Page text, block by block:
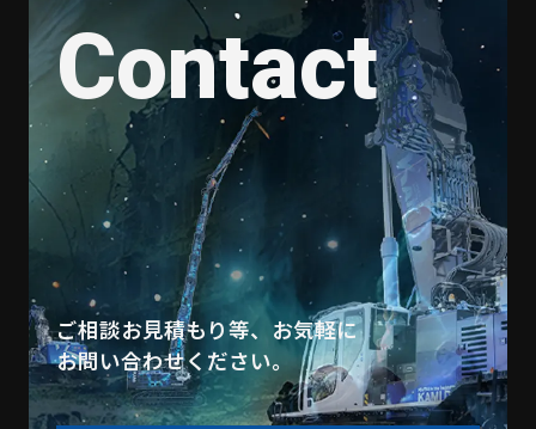
Contact
ご相談お見積もり等、お気軽に
お問い合わせください。